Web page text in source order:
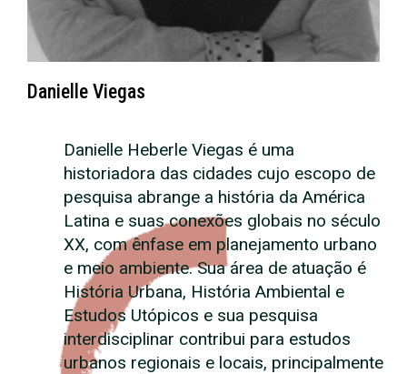
Danielle Viegas
Danielle Heberle Viegas é uma
historiadora das cidades cujo escopo de
pesquisa abrange a história da América
Latina e suas conexões globais no século
XX, com ênfase em planejamento urbano
e meio ambiente. Sua área de atuação é
História Urbana, História Ambiental e
Estudos Utópicos e sua pesquisa
interdisciplinar contribui para estudos
urbanos regionais e locais, principalmente